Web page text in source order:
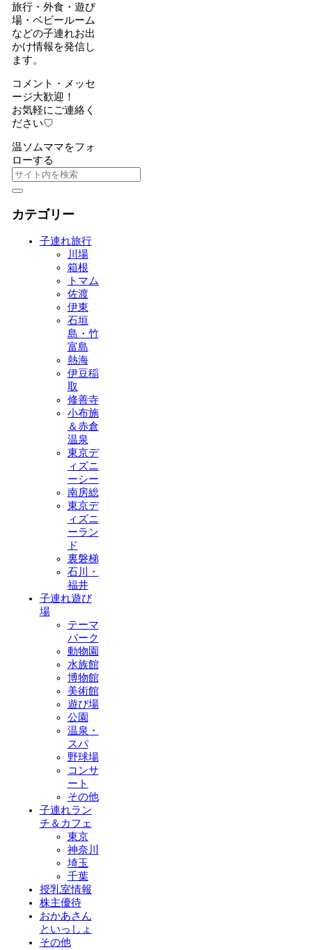
旅行・外食・遊び
場・ベビールーム
などの子連れお出
かけ情報を発信し
ます。
コメント・メッセ
ージ大歓迎！
お気軽にご連絡く
ださい♡
温ソムママをフォ
ローする
カテゴリー
子連れ旅行
川場
箱根
トマム
佐渡
伊東
石垣
島・竹
富島
熱海
伊豆稲
取
修善寺
小布施
＆赤倉
温泉
東京デ
ィズニ
ーシー
南房総
東京デ
ィズニ
ーラン
ド
裏磐梯
石川・
福井
子連れ遊び
場
テーマ
パーク
動物園
水族館
博物館
美術館
遊び場
公園
温泉・
スパ
野球場
コンサ
ート
その他
子連れラン
チ＆カフェ
東京
神奈川
埼玉
千葉
授乳室情報
株主優待
おかあさん
といっしょ
その他